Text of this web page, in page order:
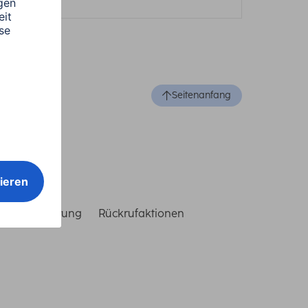
Seitenanfang
Rückrufaktionen